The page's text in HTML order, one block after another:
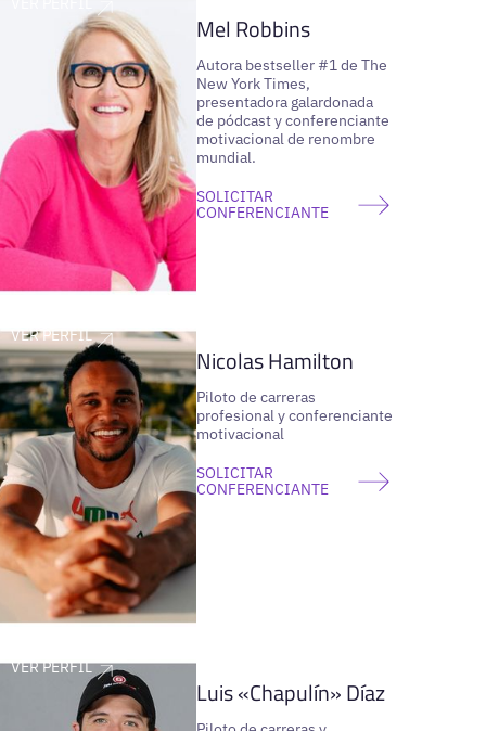
Mel Robbins
Autora bestseller #1 de The
New York Times,
presentadora galardonada
de pódcast y conferenciante
motivacional de renombre
mundial.
SOLICITAR
CONFERENCIANTE
VER PERFIL
Nicolas Hamilton
Piloto de carreras
profesional y conferenciante
motivacional
SOLICITAR
CONFERENCIANTE
VER PERFIL
Luis «Chapulín» Díaz